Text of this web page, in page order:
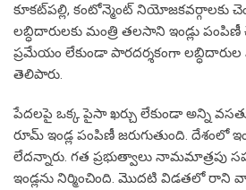
కూకట్‌పల్లి, కంటోన్మెంట్ నియోజకవర్గాలకు
లబ్ధిదారులకు మంత్రి తలసాని ఇండ్లు
ప్రమేయం లేకుండా పారదర్శకంగా లబ్ధిదారుల
తెలిపారు.
పేదలపై ఒక్క పైసా ఖర్చు లేకుండా అన్ని
రూమ్ ఇండ్ల పంపిణీ జరుగుతుంది. దేశంలో
లేదన్నారు. గత ప్రభుత్వాలు నామమాత్రపు
ఇండ్లను నిర్మించింది. మొదటి విడతలో రాని